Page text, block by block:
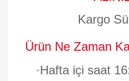
Kargo
Ürün Ne Zaman
·Hafta içi saat